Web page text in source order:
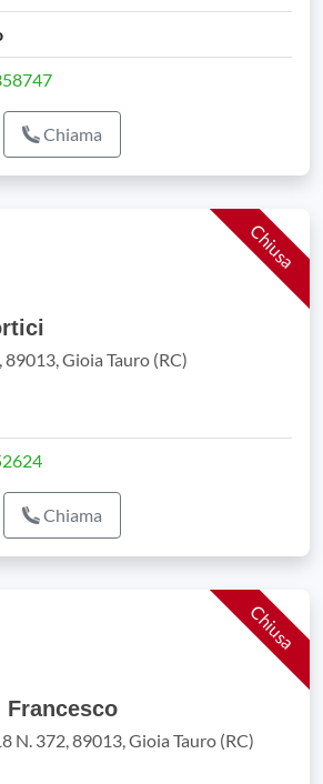
Chiama
Gioia Tauro (RC)
Chiusa
Chiama
Francesco
N. 372, 89013, Gioia Tauro (RC)
Chiusa